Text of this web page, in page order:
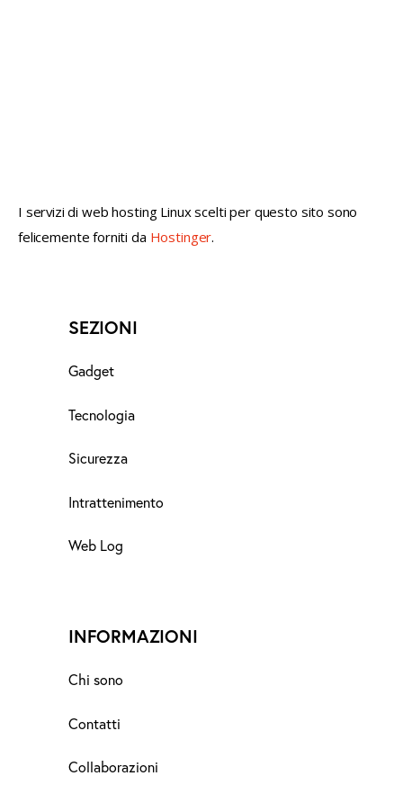
I servizi di web hosting Linux scelti per questo sito sono
felicemente forniti da Hostinger.
SEZIONI
Gadget
Tecnologia
Sicurezza
Intrattenimento
Web Log
INFORMAZIONI
Chi sono
Contatti
Collaborazioni